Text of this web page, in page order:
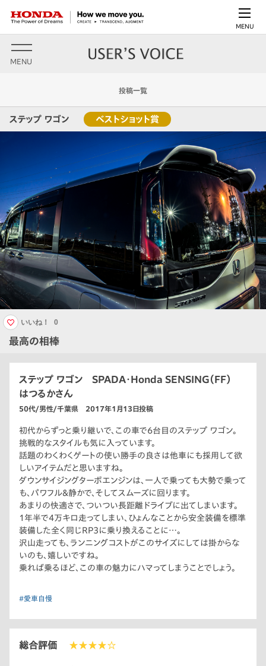
MENU
MENU
投稿一覧
ステップ ワゴン ベストショット賞
最高の相棒
いいね！ 0
ステップ ワゴン SPADA・Honda SENSING（FF）
はつるかさん
50代/男性/千葉県 2017年1月13日投稿
初代からずっと乗り継いで、この車で6台目のステップ ワゴン。
挑戦的なスタイルも気に入っています。
話題のわくわくゲートの使い勝手の良さは他車にも採用して欲
しいアイテムだと思いますね。
ダウンサイジングターボエンジンは、一人で乗っても大勢で乗って
も、パワフル＆静かで、そしてスムーズに回ります。
あまりの快適さで、ついつい長距離ドライブに出てしまいます。
1年半で4万キロ走ってしまい、ひょんなことから安全装備を標準
装備した全く同じRP3に乗り換えることに…。
沢山走っても、ランニングコストがこのサイズにしては掛からな
いのも、嬉しいですね。
乗れば乗るほど、この車の魅力にハマってしまうことでしょう。
#愛車自慢
総合評価 ★★★★☆